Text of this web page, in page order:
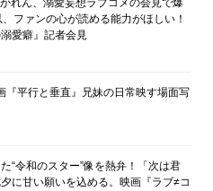
れん、溺愛妄想ラブコメの会見で爆
ファンの心が読める能力がほしい！
愛癖』記者会見
『平行と垂直』兄妹の日常映す場面写
“令和のスター”像を熱弁！「次は君
に甘い願いを込める。映画『ラブ≠コ